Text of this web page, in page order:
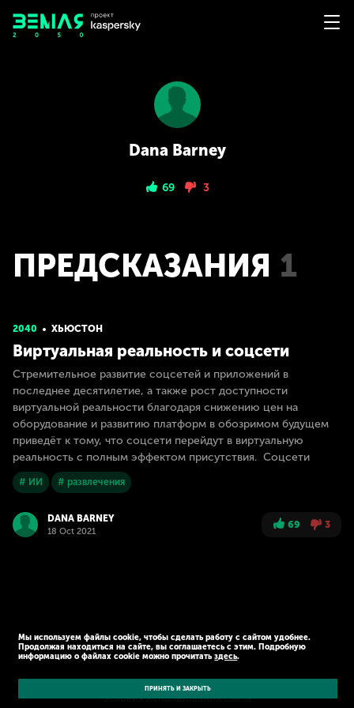
Dana Barney
69 3
ПРЕДСКАЗАНИЯ 1
2040 ХЬЮСТОН
Виртуальная реальность и соцсети
Стремительное развитие соцсетей и приложений в
последнее десятилетие, а также рост доступности
виртуальной реальности благодаря снижению цен на
оборудование и развитию платформ в обозримом будущем
приведёт к тому, что соцсети перейдут в виртуальную
реальность с полным эффектом присутствия. Соцсети
# ИИ # развлечения
DANA BARNEY
18 Oct 2021
69 3
Политика конфиденциальности
Условия использования сайта
Мы используем файлы cookie, чтобы сделать работу с сайтом удобнее.
Продолжая находиться на сайте, вы соглашаетесь с этим. Подробную
информацию о файлах cookie можно прочитатьздесь.
ПРИНЯТЬ И ЗАКРЫТЬ